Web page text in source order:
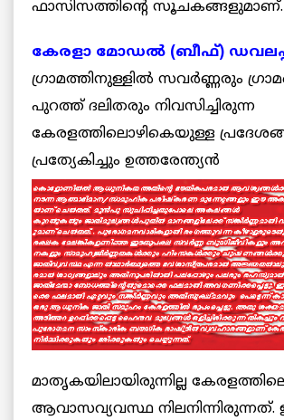
ഫാസിസത്തിന്റെ സൂചകങ്ങളുമാണ്.
കേരളാ മോഡല്‍ (ബീഫ്)
ഗ്രാമത്തിനുള്ളില്‍ സവര്‍ണ്ണരും
പുറത്ത് ദലിതരും നിവസിച്ചിരുന്ന
കേരളത്തിലൊഴികെയുള്ള
പ്രത്യേകിച്ചും ഉത്തരേന്ത്യന്‍
മാതൃകയിലായിരുന്നില്ല
ആവാസവ്യവസ്ഥ നിലനിന്നിരുന്നത്.